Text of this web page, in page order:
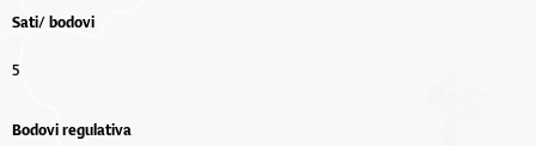
Sati/ bodovi
5
Bodovi regulativa